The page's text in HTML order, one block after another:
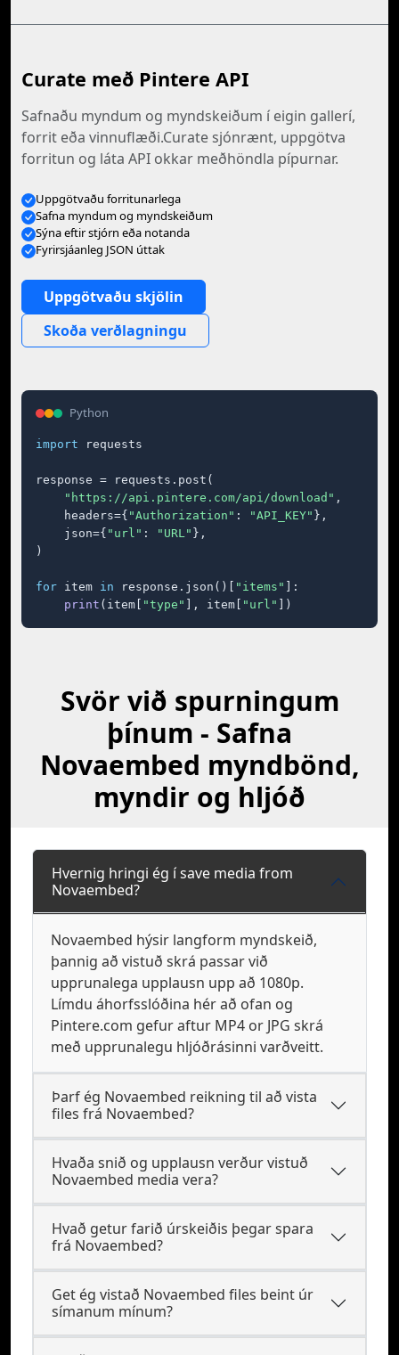
Curate með Pintere API
Safnaðu myndum og myndskeiðum í eigin gallerí,
forrit eða vinnuflæði.Curate sjónrænt, uppgötva
forritun og láta API okkar meðhöndla pípurnar.
Uppgötvaðu forritunarlega
Safna myndum og myndskeiðum
Sýna eftir stjórn eða notanda
Fyrirsjáanleg JSON úttak
Uppgötvaðu skjölin
Skoða verðlagningu
Python
import requests
response = requests.post(
"https://api.pintere.com/api/download" ,
    headers={
"Authorization" : "API_KEY" },
    json={
"url" : "URL" },
)
for item in response.json()[ "items"
]:
print (item[ "type" ], item[ "url" ])
Svör við spurningum
þínum - Safna
Novaembed myndbönd,
myndir og hljóð
Hvernig hringi ég í save media from
Novaembed?
Novaembed hýsir langform myndskeið,
þannig að vistuð skrá passar við
upprunalega upplausn upp að 1080p.
Límdu áhorfsslóðina hér að ofan og
Pintere.com gefur aftur MP4 or JPG skrá
með upprunalegu hljóðrásinni varðveitt.
Þarf ég Novaembed reikning til að vista
files frá Novaembed?
Hvaða snið og upplausn verður vistuð
Novaembed media vera?
Hvað getur farið úrskeiðis þegar spara
frá Novaembed?
Get ég vistað Novaembed files beint úr
símanum mínum?